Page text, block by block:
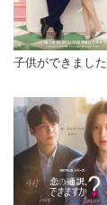
子供ができました